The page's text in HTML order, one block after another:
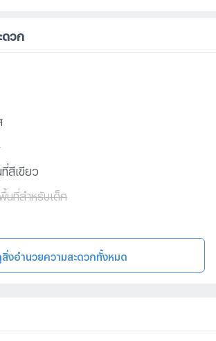
ดวก
สีเขียว
นที่สำหรับเด็ก
สิ่งอำนวยความสะดวกทั้งหมด